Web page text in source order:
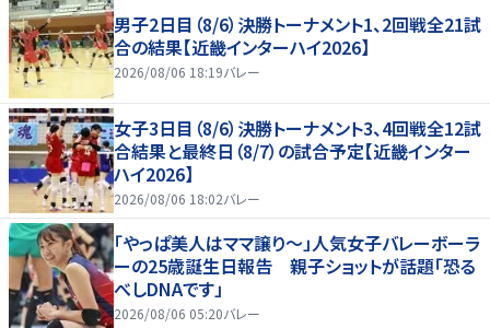
男子2日目（8/6）決勝トーナメント1、2回戦全21試
合の結果【近畿インターハイ2026】
2026/08/06 18:19バレー
女子3日目（8/6）決勝トーナメント3、4回戦全12試
合結果と最終日（8/7）の試合予定【近畿インター
ハイ2026】
2026/08/06 18:02バレー
「やっぱ美人はママ譲り～」人気女子バレーボーラ
ーの25歳誕生日報告 親子ショットが話題「恐る
べしDNAです」
2026/08/06 05:20バレー